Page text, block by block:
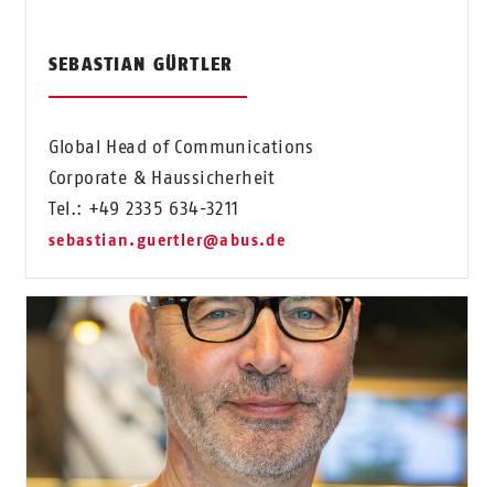
SEBASTIAN GÜRTLER
Global Head of Communications
Corporate & Haussicherheit
Tel.: +49 2335 634-3211
sebastian.guertler@abus.de